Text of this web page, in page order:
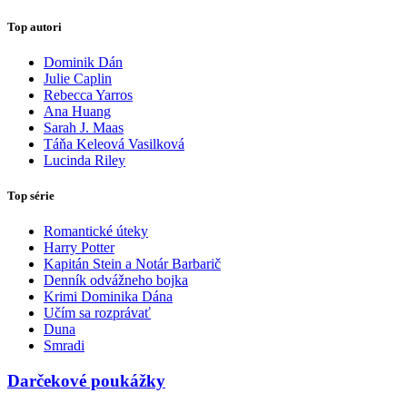
Top autori
Dominik Dán
Julie Caplin
Rebecca Yarros
Ana Huang
Sarah J. Maas
Táňa Keleová Vasilková
Lucinda Riley
Top série
Romantické úteky
Harry Potter
Kapitán Stein a Notár Barbarič
Denník odvážneho bojka
Krimi Dominika Dána
Učím sa rozprávať
Duna
Smradi
Darčekové poukážky